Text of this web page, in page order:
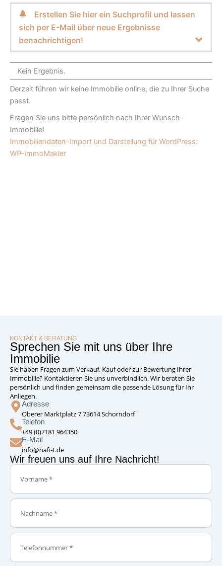
Erstellen Sie hier ein Suchprofil und lassen
sich per E-Mail über neue Ergebnisse
benachrichtigen!
Kein Ergebnis.
Derzeit führen wir keine Immobilie online, die zu Ihrer Suche
passt.
Fragen Sie uns bitte persönlich nach Ihrer Wunsch-
Immobilie!
Immobiliendaten-Import und Darstellung für WordPress:
WP-ImmoMakler
KONTAKT & BERATUNG
Sprechen Sie mit uns über Ihre
Immobilie
Sie haben Fragen zum Verkauf, Kauf oder zur Bewertung Ihrer
Immobilie? Kontaktieren Sie uns unverbindlich. Wir beraten Sie
persönlich und finden gemeinsam die passende Lösung für Ihr
Anliegen.
Adresse
Oberer Marktplatz 7 73614 Schorndorf
Telefon
+49 (0)7181 964350
E-Mail
info@nafi-t.de
Wir freuen uns auf Ihre Nachricht!
Vorname
Nachname
Telefonnummer